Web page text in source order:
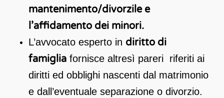
mantenimento/divorzile e
l’affidamento dei minori.
L’avvocato esperto in diritto di
famigliafornisce altresì pareri riferiti ai
diritti ed obblighi nascenti dal matrimonio
e dall’eventuale separazione o divorzio.